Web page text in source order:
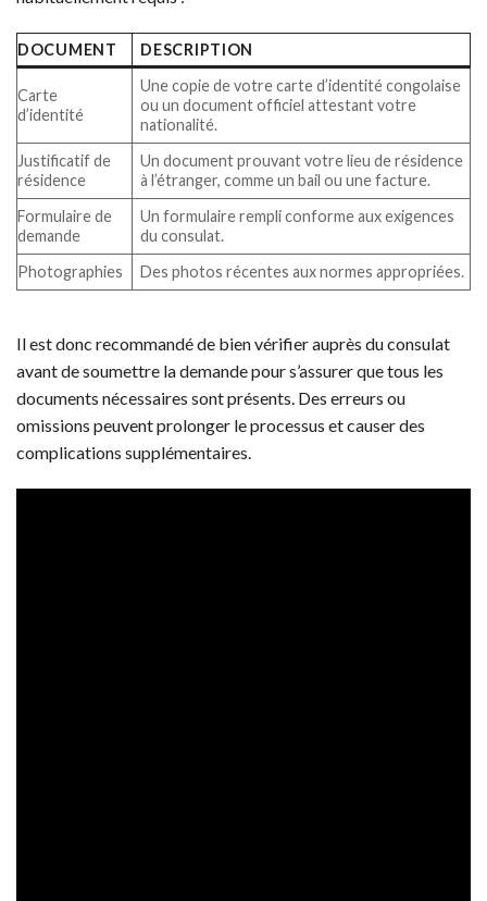
DOCUMENT DESCRIPTION
Carte
d’identité
Une copie de votre carte d’identité congolaise
ou un document officiel attestant votre
nationalité.
Justificatif de
résidence
Un document prouvant votre lieu de résidence
à l’étranger, comme un bail ou une facture.
Formulaire de
demande
Un formulaire rempli conforme aux exigences
du consulat.
Photographies
Des photos récentes aux normes appropriées.
Il est donc recommandé de bien vérifier auprès du consulat
avant de soumettre la demande pour s’assurer que tous les
documents nécessaires sont présents. Des erreurs ou
omissions peuvent prolonger le processus et causer des
complications supplémentaires.